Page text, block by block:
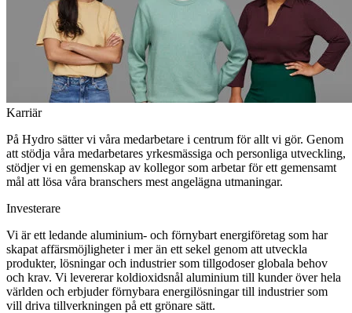
Karriär
På Hydro sätter vi våra medarbetare i centrum för allt vi gör. Genom
att stödja våra medarbetares yrkesmässiga och personliga utveckling,
stödjer vi en gemenskap av kollegor som arbetar för ett gemensamt
mål att lösa våra branschers mest angelägna utmaningar.
Investerare
Vi är ett ledande aluminium- och förnybart energiföretag som har
skapat affärsmöjligheter i mer än ett sekel genom att utveckla
produkter, lösningar och industrier som tillgodoser globala behov
och krav. Vi levererar koldioxidsnål aluminium till kunder över hela
världen och erbjuder förnybara energilösningar till industrier som
vill driva tillverkningen på ett grönare sätt.